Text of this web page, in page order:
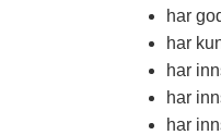
har
har
har
har
har